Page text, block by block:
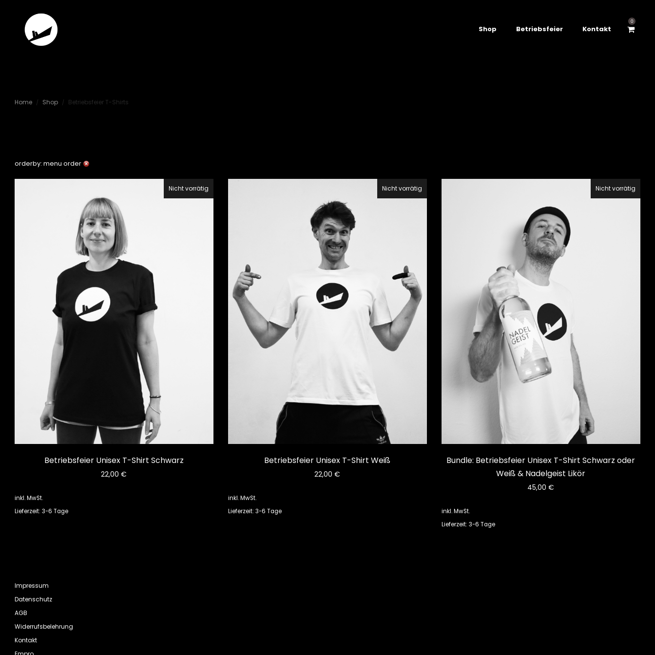
Shop Betriebsfeier Kontakt
0
Home / Shop / Betriebsfeier T-Shirts
orderby: menu order
Nicht vorrätig
Betriebsfeier Unisex T-Shirt Schwarz
22,00€
inkl. MwSt.
Lieferzeit: 3-6 Tage
Nicht vorrätig
Betriebsfeier Unisex T-Shirt Weiß
22,00€
inkl. MwSt.
Lieferzeit: 3-6 Tage
Nicht vorrätig
Bundle: Betriebsfeier Unisex T-Shirt Schwarz oder
Weiß & Nadelgeist Likör
45,00€
inkl. MwSt.
Lieferzeit: 3-6 Tage
Impressum
Datenschutz
AGB
Widerrufsbelehrung
Kontakt